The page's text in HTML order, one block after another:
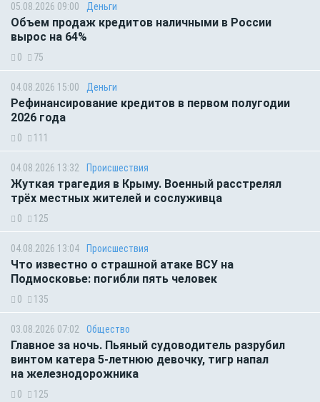
05.08.2026 09:00 Деньги
Объем продаж кредитов наличными в России
вырос на 64%
0 75
04.08.2026 15:00 Деньги
Рефинансирование кредитов в первом полугодии
2026 года
0 111
04.08.2026 13:32 Происшествия
Жуткая трагедия в Крыму. Военный расстрелял
трёх местных жителей и сослуживца
0 125
04.08.2026 13:04 Происшествия
Что известно о страшной атаке ВСУ на
Подмосковье: погибли пять человек
0 135
03.08.2026 07:02 Общество
Главное за ночь. Пьяный судоводитель разрубил
винтом катера 5-летнюю девочку, тигр напал
на железнодорожника
0 125